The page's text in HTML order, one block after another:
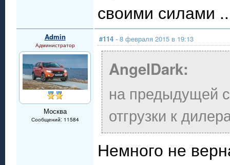
своими силами
Admin
Администратор
Москва
Сообщений: 11584
#114 - 8 февраля 2015 в 19:13
AngelDark:
на предыдущей
отгрузки к
Немного не